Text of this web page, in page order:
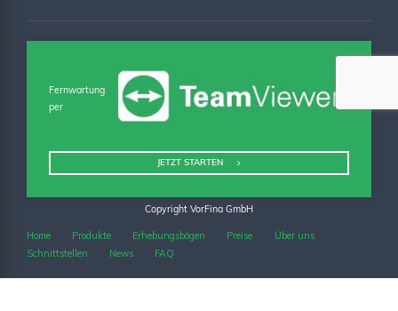
Fernwartung
per
JETZT STARTEN
Copyright VorFina GmbH
Home Produkte Erhebungsbögen Preise
Über uns
Schnittstellen
News FAQ